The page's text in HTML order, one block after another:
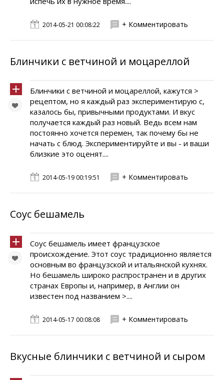
2014-05-21 00:08:22 + Комментировать
Блинчики с ветчиной и моцареллой
Блинчики с ветчиной и моцареллой, кажутся >
рецептом, но я каждый раз экспериментирую с,
казалось бы, привычными продуктами. И вкус
получается каждый раз новый. Ведь всем нам
постоянно хочется перемен, так почему бы не
начать с блюд. Экспериментируйте и вы - и ваши
близкие это оценят....
2014-05-19 00:19:51 + Комментировать
Соус бешамель
Соус бешамель имеет французское
происхождение. Этот соус традиционно является
основным во французской и итальянской кухнях.
Но бешамель широко распространен и в других
странах Европы и, например, в Англии он
известен под названием >....
2014-05-17 00:08:08 + Комментировать
Вкусные блинчики с ветчиной и сыром